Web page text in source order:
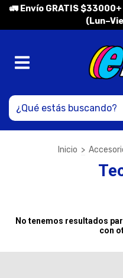
🚛 Envío GRATIS $33000+
Inicio >
No tenemos resultados
con